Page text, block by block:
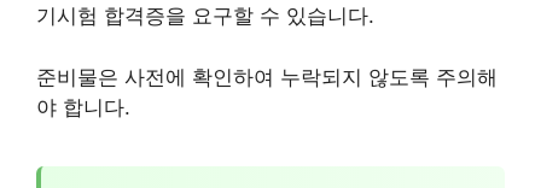
기시험 합격증을 요구할 수 있습니다.
준비물은 사전에 확인하여 누락되지 않도록 주의해
야 합니다.